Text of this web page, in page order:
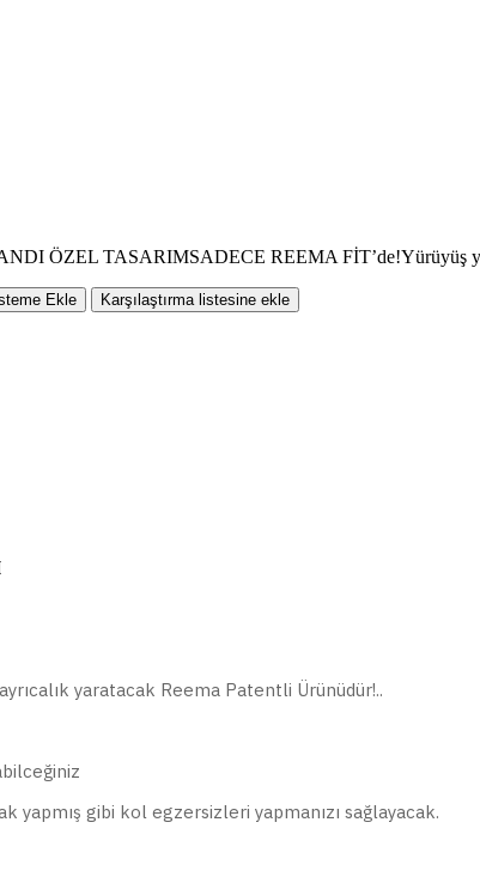
ÖZEL TASARIMSADECE REEMA FİT’de!Yürüyüş
Ekle Karşılaştırma listesine ekle
yaratacak Reema Patentli Ürünüdür!..
yapmış gibi kol egzersizleri yapmanızı sağlayacak.